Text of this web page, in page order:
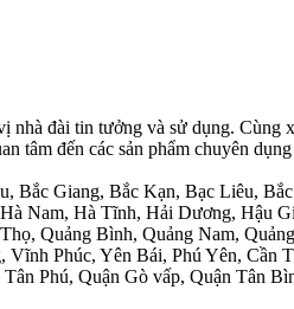
đài tin tưởng và sử dụng. Cùng
tâm đến các sản phẩm chuyên
Bắc Giang, Bắc Kạn, Bạc Liêu,
Nam, Hà Tĩnh, Hải Dương, Hậu
Quảng Bình, Quảng Nam,
Phúc, Yên Bái, Phú Yên, Cần
Phú, Quận Gò vấp, Quận Tân